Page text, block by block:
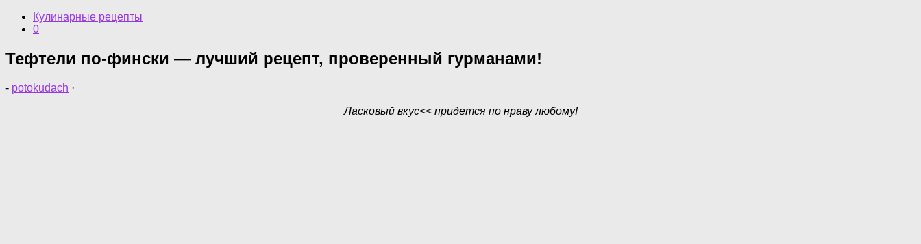
Кулинарные рецепты
0
Тефтели по-фински — лучший рецепт, проверенный гурманами!
- potokudach ·
Ласковый вкус<< придется по нраву любому!